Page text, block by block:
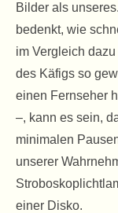
Bilder als
bedenkt, wie
im Vergleich
des Käfigs so
einen Fernseher
–, kann es sein,
minimalen
unserer
einer Disko.